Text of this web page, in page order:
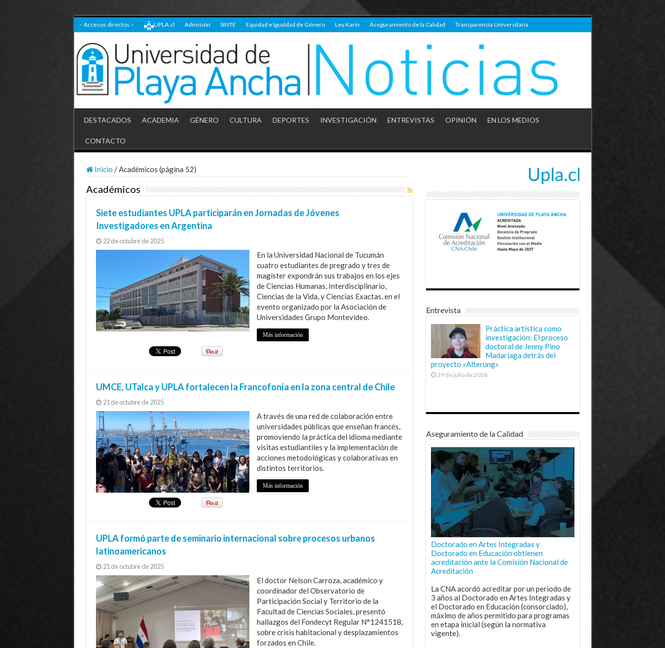
– Accesos directos – UPLA.cl Admisión SINTE Equidad e Igualdad de Género Ley Karin Aseguramiento de la Calidad Transparencia Universitaria
DESTACADOS ACADEMIA GÉNERO CULTURA DEPORTES INVESTIGACIÓN ENTREVISTAS OPINIÓN EN LOS MEDIOS
CONTACTO
Inicio / Académicos (página 52)
Académicos
Siete estudiantes UPLA participarán en Jornadas de Jóvenes
Investigadores en Argentina
22 de octubre de 2025
En la Universidad Nacional de Tucumán
cuatro estudiantes de pregrado y tres de
magíster expondrán sus trabajos en los ejes
de Ciencias Humanas, Interdisciplinario,
Ciencias de la Vida, y Ciencias Exactas, en el
evento organizado por la Asociación de
Universidades Grupo Montevideo.
Más información
UMCE, UTalca y UPLA fortalecen la Francofonía en la zona central de Chile
21 de octubre de 2025
A través de una red de colaboración entre
universidades públicas que enseñan francés,
promoviendo la práctica del idioma mediante
visitas estudiantiles y la implementación de
acciones metodológicas y colaborativas en
distintos territorios.
Más información
UPLA formó parte de seminario internacional sobre procesos urbanos
latinoamericanos
21 de octubre de 2025
El doctor Nelson Carroza, académico y
coordinador del Observatorio de
Participación Social y Territorio de la
Facultad de Ciencias Sociales, presentó
hallazgos del Fondecyt Regular N°1241518,
sobre crisis habitacional y desplazamientos
forzados en Chile.
Entrevista
Práctica artística como
investigación: El proceso
doctoral de Jenny Pino
Madariaga detrás del
proyecto «Alterung»
29 de julio de 2026
Aseguramiento de la Calidad
Doctorado en Artes Integradas y
Doctorado en Educación obtienen
acreditación ante la Comisión Nacional de
Acreditación
La CNA acordó acreditar por un periodo de
3 años al Doctorado en Artes Integradas y
el Doctorado en Educación (consorciado),
máximo de años permitido para programas
en etapa inicial (según la normativa
vigente).